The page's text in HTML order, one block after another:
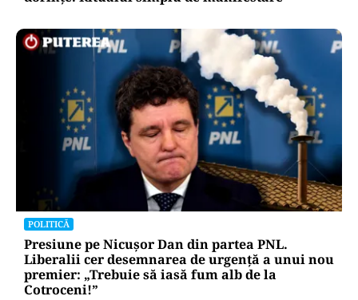
POLITICĂ
Presiune pe Nicușor Dan din partea PNL.
Liberalii cer desemnarea de urgență a unui nou
premier: „Trebuie să iasă fum alb de la
Cotroceni!”